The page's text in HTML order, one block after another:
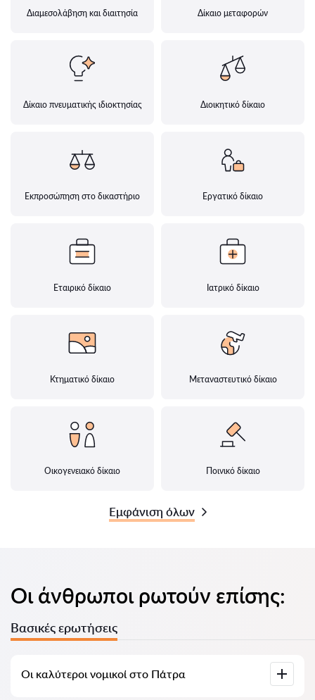
Διαμεσολάβηση και διαιτησία Δίκαιο μεταφορών
Δίκαιο πνευματικής ιδιοκτησίας Διοικητικό δίκαιο
Εκπροσώπηση στο δικαστήριο Εργατικό δίκαιο
Εταιρικό δίκαιο Ιατρικό δίκαιο
Κτηματικό δίκαιο Μεταναστευτικό δίκαιο
Οικογενειακό δίκαιο Ποινικό δίκαιο
Εμφάνιση όλων
Οι άνθρωποι ρωτούν επίσης:
Βασικές ερωτήσεις
Οι καλύτεροι νομικοί στο Πάτρα